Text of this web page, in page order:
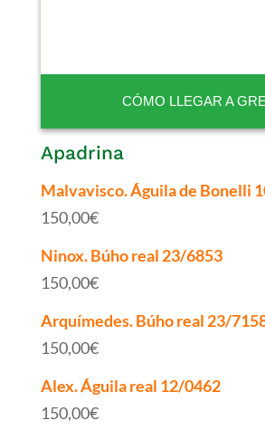
CÓMO LLEGAR A
Apadrina
Malvavisco. Águila de Bonelli
150,00€
Ninox. Búho real 23/6853
150,00€
Arquímedes. Búho real 23/
150,00€
Alex. Águila real 12/0462
150,00€